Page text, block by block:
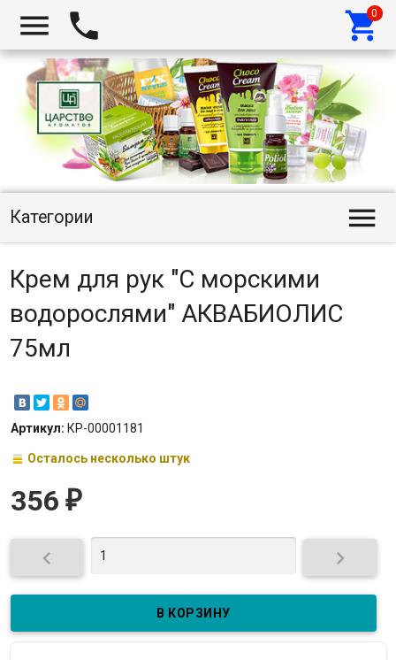
  
Категории 
Крем для рук "С морскими
водорослями" АКВАБИОЛИС
75мл
Артикул: КР-00001181
Осталось несколько штук
356 ₽
 